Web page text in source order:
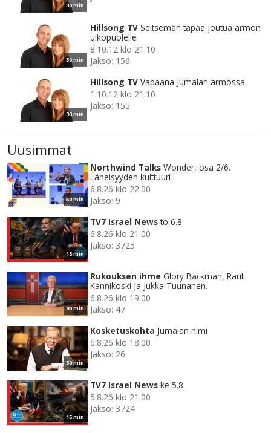
30 min
30 min
Hillsong TV Seitsemän tapaa joutua armon
ulkopuolelle
8.10.12 klo 21.10
Jakso: 156
30 min
Hillsong TV Vapaana Jumalan armossa
1.10.12 klo 21.10
Jakso: 155
Uusimmat
60 min
Northwind Talks Wonder, osa 2/6.
Läheisyyden kulttuuri
6.8.26 klo 22.00
Jakso: 9
15 min
TV7 Israel News to 6.8.
6.8.26 klo 21.00
Jakso: 3725
90 min
Rukouksen ihme Glory Backman, Rauli
Kannikoski ja Jukka Tuunanen.
6.8.26 klo 19.00
Jakso: 47
30 min
Kosketuskohta Jumalan nimi
6.8.26 klo 18.00
Jakso: 26
15 min
TV7 Israel News ke 5.8.
5.8.26 klo 21.00
Jakso: 3724